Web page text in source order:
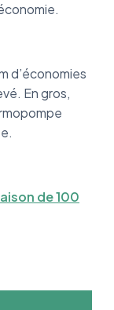
d’économies
En gros,
de 100